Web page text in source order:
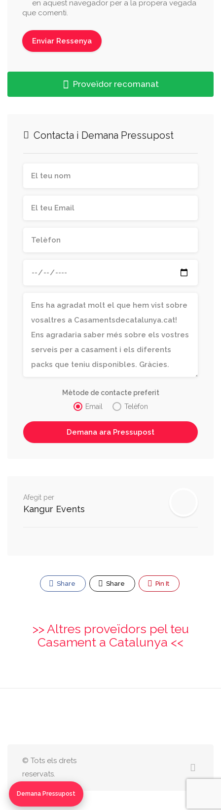
en aquest navegador per a la propera vegada
que comenti.
Proveïdor recomanat
Contacta i Demana Pressupost
Mètode de contacte preferit
Email
Telèfon
Afegit per
Kangur Events
Share Share Pin It
>> Altres proveïdors pel teu
Casament a Catalunya <<
© Tots els drets
reservats.
Demana Pressupost